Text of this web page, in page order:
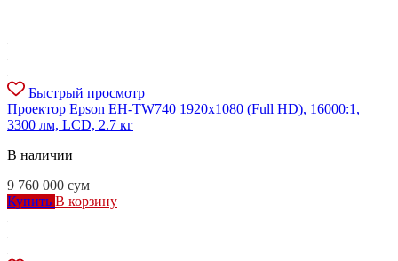
Быстрый просмотр
Проектор Epson EH-TW740 1920x1080 (Full HD), 16000:1,
3300 лм, LCD, 2.7 кг
В наличии
9 760 000 сум
Купить В корзину